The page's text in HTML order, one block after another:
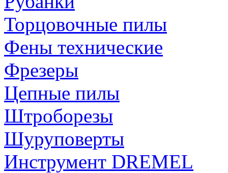
Торцовочные пилы
Фены технические
Фрезеры
Цепные пилы
Штроборезы
Шуруповерты
Инструмент DREMEL